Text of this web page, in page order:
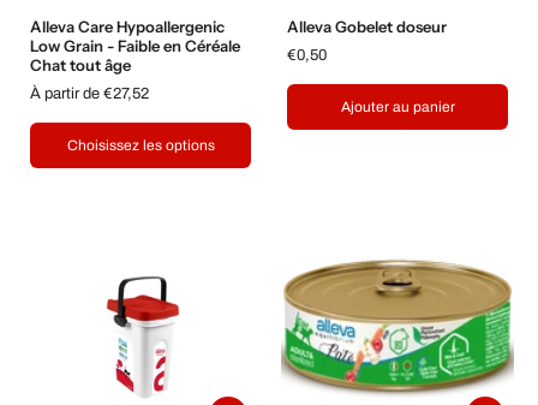
Alleva Care Hypoallergenic
Low Grain - Faible en Céréale
Chat tout âge
À partir de €27,52
Choisissez les options
Alleva Gobelet doseur
€0,50
Ajouter au panier